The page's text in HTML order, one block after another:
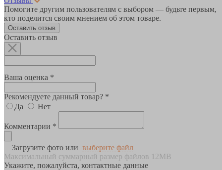
Помогите другим пользователям с выбором — будьте первым,
кто поделится своим мнением об этом товаре.
Оставить отзыв
Оставить отзыв
Ваша оценка *
Рекомендуете данный товар? *
Да
Нет
Комментарии *
Загрузите фото или выберите файл
Максимальный суммарный размер файлов 12MB
Укажите, пожалуйста, контактные данные